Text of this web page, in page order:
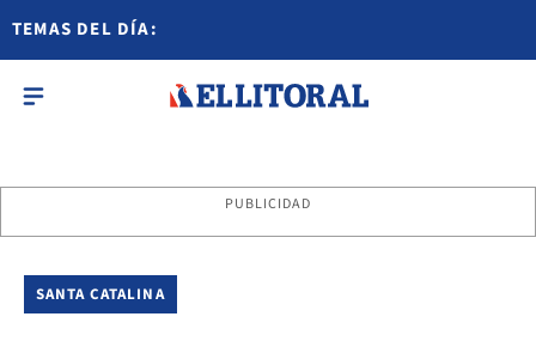
TEMAS DEL DÍA:
PUBLICIDAD
SANTA CATALINA